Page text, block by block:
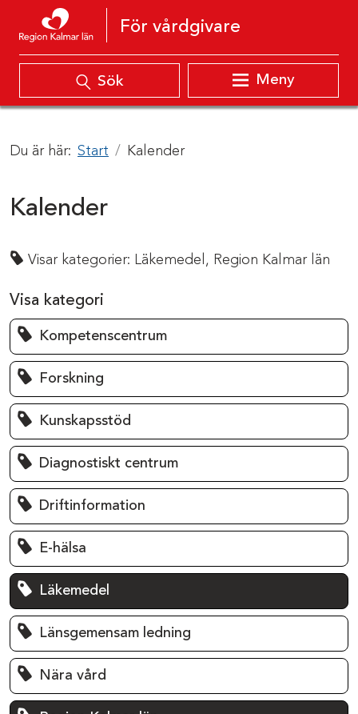
Hoppa till innehåll
För vårdgivare
Sök Meny
Du är här: Start Kalender
Kalender
Visar kategorier: Läkemedel, Region Kalmar län
Visa kategori
Kompetenscentrum
Forskning
Kunskapsstöd
Diagnostiskt centrum
Driftinformation
E-hälsa
Läkemedel
Länsgemensam ledning
Nära vård